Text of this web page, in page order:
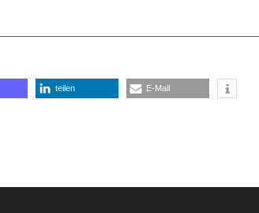
teilen E-Mail